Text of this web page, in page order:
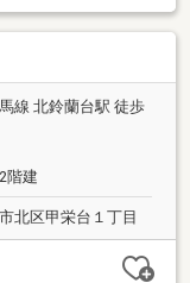
線 北鈴蘭台駅 徒歩
階建
北区甲栄台１丁目